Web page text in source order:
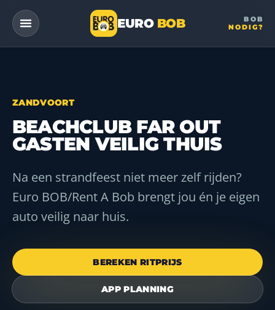
EURO BOB
— a DriveMe company
BOB
NODIG?
ZANDVOORT
BEACHCLUB FAR OUT
GASTEN VEILIG THUIS
Na een strandfeest niet meer zelf rijden?
Euro BOB/Rent A Bob brengt jou én je eigen
auto veilig naar huis.
BEREKEN RITPRIJS
APP PLANNING